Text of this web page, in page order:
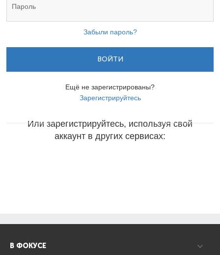
Забыли пароль?
ВОЙТИ
Ещё не зарегистрированы?
Зарегистрируйтесь
Или зарегистрируйтесь, используя свой
аккаунт в других сервисах:
В ФОКУСЕ